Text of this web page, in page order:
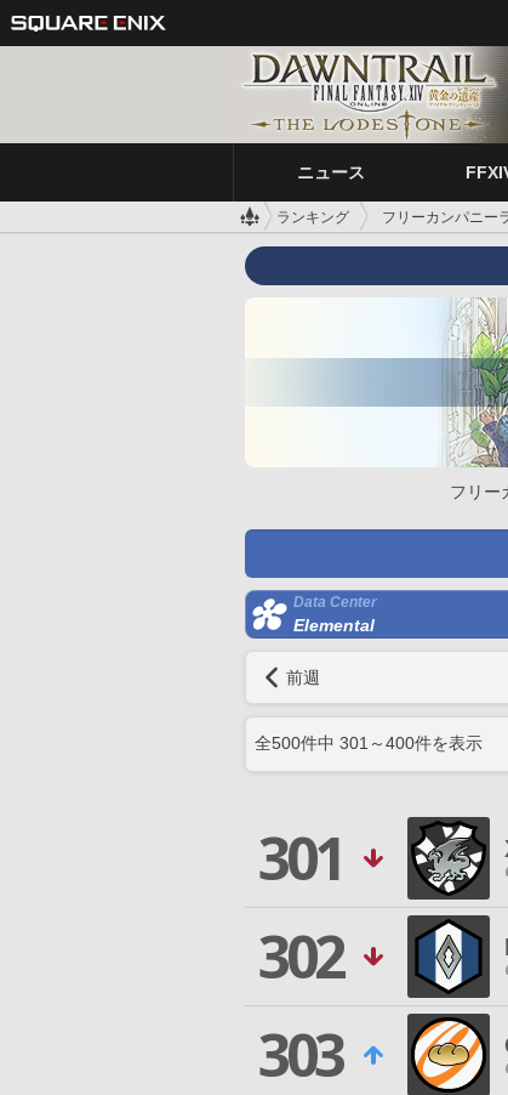
ニュース
ランキング フリーカンパニー
フリー
Data Center
Elemental
前週
全500件中 301 ～400件を表示
301
302
303